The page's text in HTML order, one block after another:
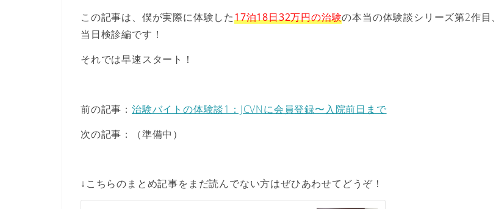
この記事は、僕が実際に体験した17泊18日32万円の治験の本当の体験談シリーズ第2作目、
当日検診編です！
それでは早速スタート！
前の記事： 治験バイトの体験談1：JCVNに会員登録〜入院前日まで
次の記事：（準備中）
↓こちらのまとめ記事をまだ読んでない方はぜひあわせてどうぞ！